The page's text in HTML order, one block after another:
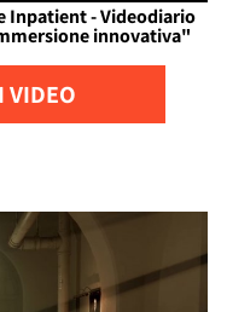
Inpatient - Videodiario
innovativa"
VIDEO